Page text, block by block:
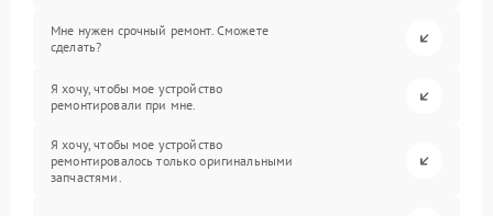
Мне нужен срочный ремонт. Сможете
сделать?
Я хочу, чтобы мое устройство
ремонтировали при мне.
Я хочу, чтобы мое устройство
ремонтировалось только оригинальными
запчастями.